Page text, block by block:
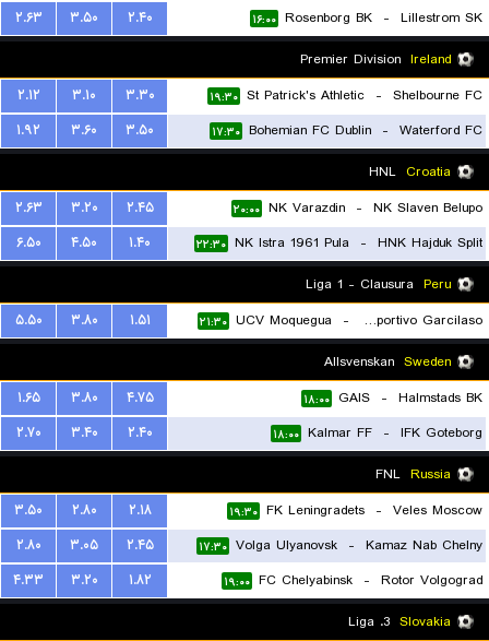
Lillestrom SK
-
Rosenborg BK ۱۶:۰۰ ۲.۴۰ ۳.۵۰
۲.۶۳
Ireland
Shelbourne FC
-
St Patrick's Athletic ۱۹:۳۰ ۳.۳۰ ۳.۱۰
۲.۱۲
Waterford FC
-
Bohemian FC Dublin ۱۷:۳۰ ۳.۵۰ ۳.۶۰
۱.۹۲
Croatia
NK Slaven Belupo
-
NK Varazdin ۲۰:۰۰ ۲.۴۵ ۳.۲۰
۲.۶۳
HNK Hajduk Split
-
NK Istra 1961 Pula ۲۲:۳۰ ۱.۴۰ ۴.۵۰
۶.۵۰
Peru
Deportivo Garcilaso
-
UCV Moquegua ۲۱:۳۰ ۱.۵۱ ۳.۸۰
۵.۵۰
Sweden
Halmstads BK
-
GAIS ۱۸:۰۰ ۴.۷۵ ۳.۸۰
۱.۶۵
IFK Goteborg
-
Kalmar FF ۱۸:۰۰ ۲.۴۰ ۳.۴۰
۲.۷۰
Russia
Veles Moscow
-
FK Leningradets ۱۹:۳۰ ۲.۱۸ ۲.۸۰
۳.۵۰
Kamaz Nab Chelny
-
Volga Ulyanovsk ۱۷:۳۰ ۲.۴۵ ۳.۰۵
۲.۸۰
Rotor Volgograd
-
FC Chelyabinsk ۱۹:۰۰ ۱.۸۲ ۳.۲۰
۴.۳۳
Slovakia